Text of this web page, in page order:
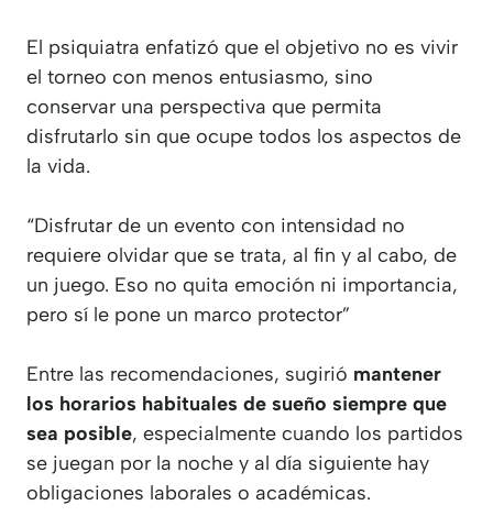
El psiquiatra enfatizó que el objetivo no es vivir
el torneo con menos entusiasmo, sino
conservar una perspectiva que permita
disfrutarlo sin que ocupe todos los aspectos de
la vida.
“Disfrutar de un evento con intensidad no
requiere olvidar que se trata, al fin y al cabo, de
un juego. Eso no quita emoción ni importancia,
pero sí le pone un marco protector”
Entre las recomendaciones, sugirió mantener
los horarios habituales de sueño siempre que
sea posible, especialmente cuando los partidos
se juegan por la noche y al día siguiente hay
obligaciones laborales o académicas.